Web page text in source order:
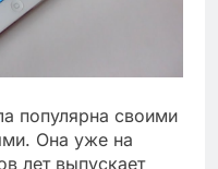
популярна своими
Она уже на
лет выпускает